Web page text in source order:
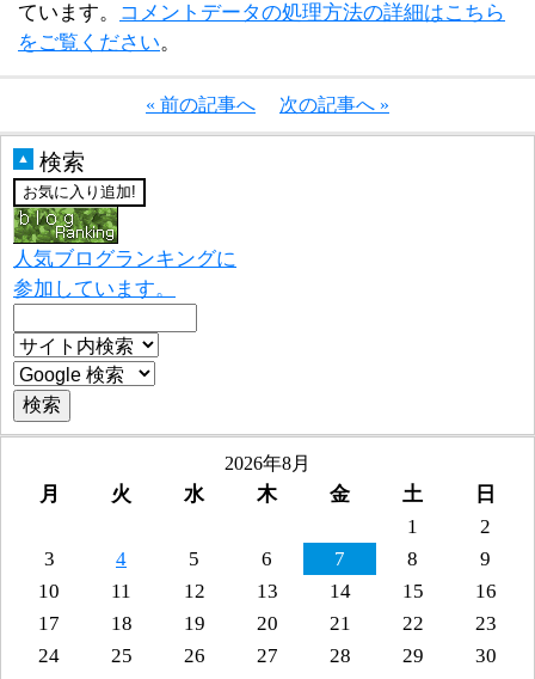
ています。
コメントデータの処理方法の詳細はこちら
をご覧ください。
« 前の記事へ 次の記事へ »
▲ 検索
人気ブログランキングに
参加しています。
2026年8月
月 火 水 木 金 土
日
1
2
3
4 5 6 7 8
9
10
11 12 13 14 15
16
17
18 19 20 21 22
23
24
25 26 27 28 29
30